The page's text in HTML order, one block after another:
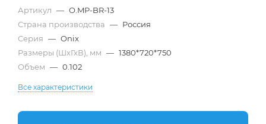
Артикул — O.MP-BR-13
Страна производства — Россия
Серия — Onix
Размеры (ШхГхВ), мм — 1380*720*750
Объем — 0.102
Все характеристики